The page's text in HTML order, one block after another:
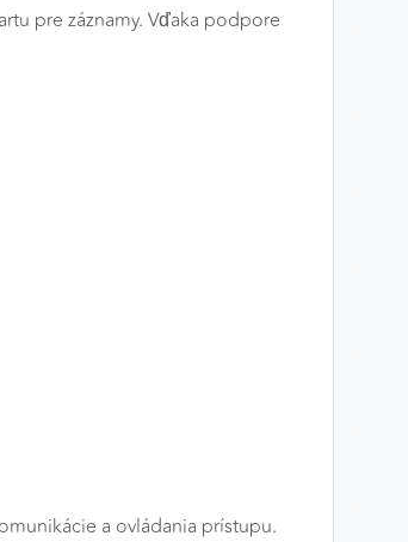
pre záznamy. Vďaka podpore
a ovládania prístupu.